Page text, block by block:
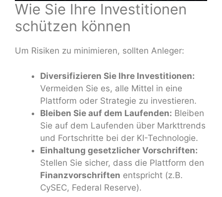
Wie Sie Ihre Investitionen
schützen können
Um Risiken zu minimieren, sollten Anleger:
Diversifizieren Sie Ihre Investitionen:
Vermeiden Sie es, alle Mittel in eine
Plattform oder Strategie zu investieren.
Bleiben Sie auf dem Laufenden: Bleiben
Sie auf dem Laufenden über Markttrends
und Fortschritte bei der KI-Technologie.
Einhaltung gesetzlicher Vorschriften:
Stellen Sie sicher, dass die Plattform den
Finanzvorschriften entspricht (z.B.
CySEC, Federal Reserve).